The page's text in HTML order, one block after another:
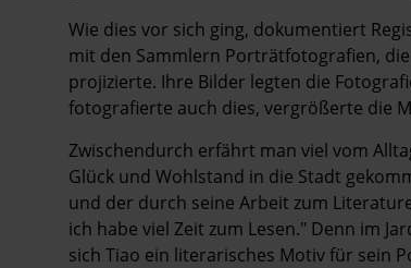
Wie dies vor sich ging, dokumentiert
mit den Sammlern Porträtfotografien,
projizierte. Ihre Bilder legten die
fotografierte auch dies, vergrößerte die
Zwischendurch erfährt man viel vom
Glück und Wohlstand in die Stadt
und der durch seine Arbeit zum
ich habe viel Zeit zum Lesen." Denn im
sich Tiao ein literarisches Motiv für sein